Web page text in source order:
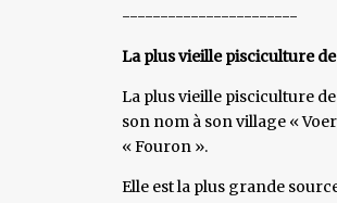
-----------------------
La plus vieille pisciculture
La plus vieille pisciculture
son nom à son village «
« Fouron ».
Elle est la plus grande